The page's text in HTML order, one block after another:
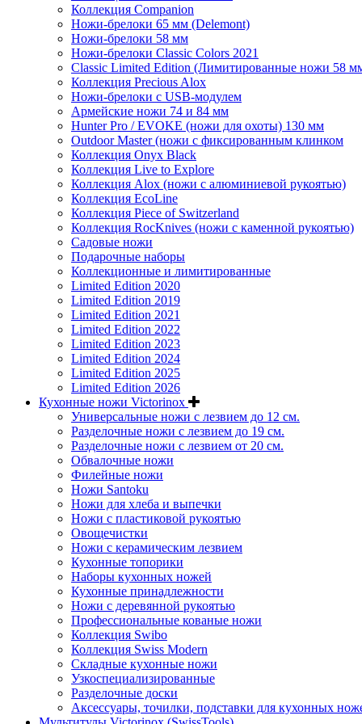
Коллекция Companion
Ножи-брелоки 65 мм (Delemont)
Ножи-брелоки 58 мм
Ножи-брелоки Classic Colors 2021
Classic Limited Edition (Лимитированные ножи 58
Коллекция Precious Alox
Ножи-брелоки с USB-модулем
Армейские ножи 74 и 84 мм
Hunter Pro / EVOKE (ножи для охоты) 130 мм
Outdoor Master (ножи с фиксированным клинком
Коллекция Onyx Black
Коллекция Live to Explore
Коллекция Alox (ножи с алюминиевой рукоятью)
Коллекция EcoLine
Коллекция Piece of Switzerland
Коллекция RocKnives (ножи с каменной рукоятью)
Садовые ножи
Подарочные наборы
Коллекционные и лимитированные
Limited Edition 2020
Limited Edition 2019
Limited Edition 2021
Limited Edition 2022
Limited Edition 2023
Limited Edition 2024
Limited Edition 2025
Limited Edition 2026
Кухонные ножи Victorinox
Универсальные ножи с лезвием до 12 см.
Разделочные ножи с лезвием до 19 см.
Разделочные ножи с лезвием от 20 см.
Обвалочные ножи
Филейные ножи
Ножи Santoku
Ножи для хлеба и выпечки
Ножи с пластиковой рукоятью
Овощечистки
Ножи с керамическим лезвием
Кухонные топорики
Наборы кухонных ножей
Кухонные принадлежности
Ножи с деревянной рукоятью
Профессиональные кованые ножи
Коллекция Swibo
Коллекция Swiss Modern
Складные кухонные ножи
Узкоспециализированные
Разделочные доски
Аксессуары, точилки, подставки для кухонных